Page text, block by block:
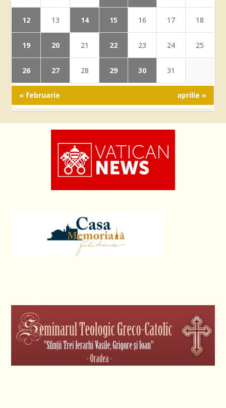
12 13 14 15 16 17 18
19 20 21 22 23 24 25
26 27 28 29 30 31
« februarie aprilie »